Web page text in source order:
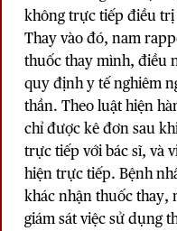
không trực tiếp điều trị
Thay vào đó, nam
thuốc thay mình, điều
quy định y tế nghiêm
thần. Theo luật hiện
chỉ được kê đơn sau
trực tiếp với bác sĩ, và
hiện trực tiếp. Bệnh
khác nhận thuốc thay,
giám sát việc sử dụng